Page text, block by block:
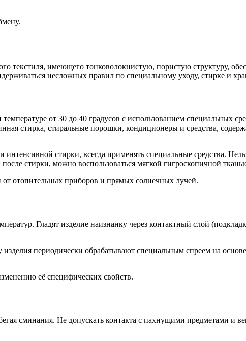
текстиля, имеющего тонковолокнистую, пористую структуру,
несложных правил по специальному уходу, стирке и
от 30 до 40 градусов с использованием
стирка, стиральные порошки, кондиционеры и средства,
интенсивной стирки, всегда применять специальные средства.
стирки, можно воспользоваться мягкой гигроскопичной
отопительных приборов и прямых солнечных лучей.
Гладят изделие наизнанку через контактный слой
периодически обрабатывают специальным спреем на
её специфических свойств.
сминания. Не допускать контакта с пахнущими предметами и